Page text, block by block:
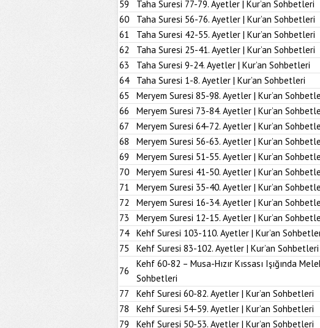
59
Taha Suresi 77-79. Ayetler | Kur’an Sohbetleri
60
Taha Suresi 56-76. Ayetler | Kur’an Sohbetleri
61
Taha Suresi 42-55. Ayetler | Kur’an Sohbetleri
62
Taha Suresi 25-41. Ayetler | Kur’an Sohbetleri
63
Taha Suresi 9-24. Ayetler | Kur’an Sohbetleri
64
Taha Suresi 1-8. Ayetler | Kur’an Sohbetleri
65
Meryem Suresi 85-98. Ayetler | Kur’an
66
Meryem Suresi 73-84. Ayetler | Kur’an
67
Meryem Suresi 64-72. Ayetler | Kur’an
68
Meryem Suresi 56-63. Ayetler | Kur’an
69
Meryem Suresi 51-55. Ayetler | Kur’an
70
Meryem Suresi 41-50. Ayetler | Kur’an
71
Meryem Suresi 35-40. Ayetler | Kur’an
72
Meryem Suresi 16-34. Ayetler | Kur’an
73
Meryem Suresi 12-15. Ayetler | Kur’an
74
Kehf Suresi 103-110. Ayetler | Kur’an
75
Kehf Suresi 83-102. Ayetler | Kur’an Sohbetleri
76
Kehf 60-82 – Musa-Hızır Kıssası Işığında
Sohbetleri
77
Kehf Suresi 60-82. Ayetler | Kur’an Sohbetleri
78
Kehf Suresi 54-59. Ayetler | Kur’an Sohbetleri
79
Kehf Suresi 50-53. Ayetler | Kur’an Sohbetleri